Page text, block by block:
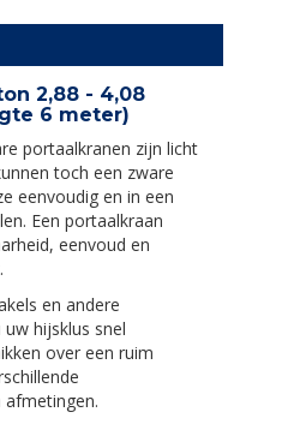
2,88 - 4,08
6 meter)
portaalkranen zijn licht
toch een zware
eenvoudig en in een
Een portaalkraan
eenvoud en
en andere
hijsklus snel
over een ruim
afmetingen.